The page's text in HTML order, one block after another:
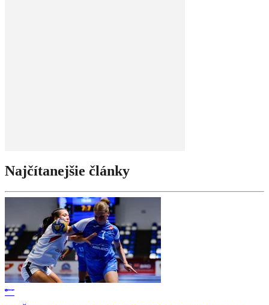
Najčítanejšie články